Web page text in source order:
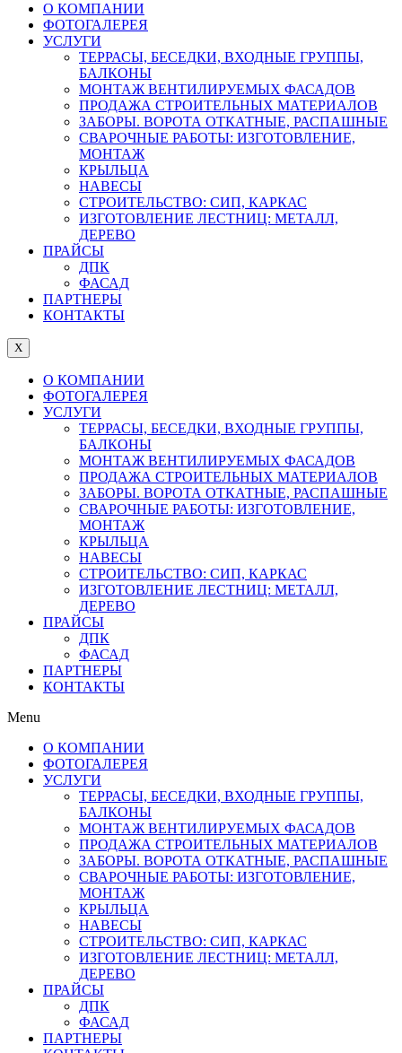
О КОМПАНИИ
ФОТОГАЛЕРЕЯ
УСЛУГИ
ТЕРРАСЫ, БЕСЕДКИ, ВХОДНЫЕ ГРУППЫ,
БАЛКОНЫ
МОНТАЖ ВЕНТИЛИРУЕМЫХ ФАСАДОВ
ПРОДАЖА СТРОИТЕЛЬНЫХ МАТЕРИАЛОВ
ЗАБОРЫ. ВОРОТА ОТКАТНЫЕ, РАСПАШНЫЕ
СВАРОЧНЫЕ РАБОТЫ: ИЗГОТОВЛЕНИЕ,
МОНТАЖ
КРЫЛЬЦА
НАВЕСЫ
СТРОИТЕЛЬСТВО: СИП, КАРКАС
ИЗГОТОВЛЕНИЕ ЛЕСТНИЦ: МЕТАЛЛ,
ДЕРЕВО
ПРАЙСЫ
ДПК
ФАСАД
ПАРТНЕРЫ
КОНТАКТЫ
X
О КОМПАНИИ
ФОТОГАЛЕРЕЯ
УСЛУГИ
ТЕРРАСЫ, БЕСЕДКИ, ВХОДНЫЕ ГРУППЫ,
БАЛКОНЫ
МОНТАЖ ВЕНТИЛИРУЕМЫХ ФАСАДОВ
ПРОДАЖА СТРОИТЕЛЬНЫХ МАТЕРИАЛОВ
ЗАБОРЫ. ВОРОТА ОТКАТНЫЕ, РАСПАШНЫЕ
СВАРОЧНЫЕ РАБОТЫ: ИЗГОТОВЛЕНИЕ,
МОНТАЖ
КРЫЛЬЦА
НАВЕСЫ
СТРОИТЕЛЬСТВО: СИП, КАРКАС
ИЗГОТОВЛЕНИЕ ЛЕСТНИЦ: МЕТАЛЛ,
ДЕРЕВО
ПРАЙСЫ
ДПК
ФАСАД
ПАРТНЕРЫ
КОНТАКТЫ
Menu
О КОМПАНИИ
ФОТОГАЛЕРЕЯ
УСЛУГИ
ТЕРРАСЫ, БЕСЕДКИ, ВХОДНЫЕ ГРУППЫ,
БАЛКОНЫ
МОНТАЖ ВЕНТИЛИРУЕМЫХ ФАСАДОВ
ПРОДАЖА СТРОИТЕЛЬНЫХ МАТЕРИАЛОВ
ЗАБОРЫ. ВОРОТА ОТКАТНЫЕ, РАСПАШНЫЕ
СВАРОЧНЫЕ РАБОТЫ: ИЗГОТОВЛЕНИЕ,
МОНТАЖ
КРЫЛЬЦА
НАВЕСЫ
СТРОИТЕЛЬСТВО: СИП, КАРКАС
ИЗГОТОВЛЕНИЕ ЛЕСТНИЦ: МЕТАЛЛ,
ДЕРЕВО
ПРАЙСЫ
ДПК
ФАСАД
ПАРТНЕРЫ